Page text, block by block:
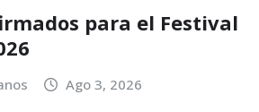
para el Festival
Ago 3, 2026